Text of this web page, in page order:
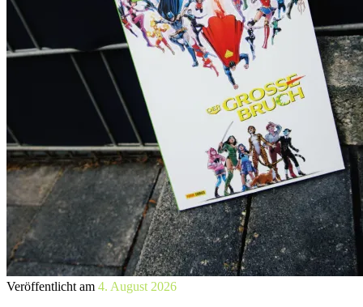
Veröffentlicht am 4. August 2026